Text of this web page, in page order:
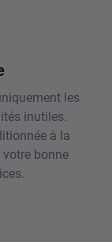
les
inutiles.
à la
bonne